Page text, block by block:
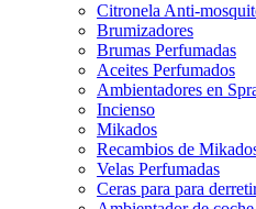
Citronela Anti-
Brumizadores
Brumas Perfumadas
Aceites Perfumados
Ambientadores en
Incienso
Mikados
Recambios de
Velas Perfumadas
Ceras para para